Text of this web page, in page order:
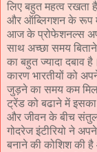
लिए बहुत महत्व रखता
और ऑब्लिगशन के रूप में
आज के प्रोफेशनल्स अपने
साथ अच्छा समय
का बहुत ज्यादा दबाव
कारण भारतीयों को
जुड़ने का समय कम मिल
ट्रेंड को बढाने में इसका
और जीवन के बीच
गोदरेज इंटीरियो ने
बनाने की कोशिश की